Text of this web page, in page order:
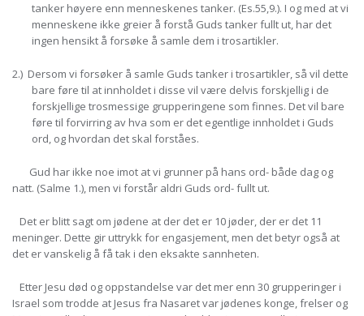
tanker høyere enn menneskenes tanker. (Es.55,9.). I og med at vi
menneskene ikke greier å forstå Guds tanker fullt ut, har det
ingen hensikt å forsøke å samle dem i trosartikler.
2.) Dersom vi forsøker å samle Guds tanker i trosartikler, så vil dette
bare føre til at innholdet i disse vil være delvis forskjellig i de
forskjellige trosmessige grupperingene som finnes. Det vil bare
føre til forvirring av hva som er det egentlige innholdet i Guds
ord, og hvordan det skal forståes.
Gud har ikke noe imot at vi grunner på hans ord- både dag og
natt. (Salme 1.), men vi forstår aldri Guds ord- fullt ut.
Det er blitt sagt om jødene at der det er 10 jøder, der er det 11
meninger. Dette gir uttrykk for engasjement, men det betyr også at
det er vanskelig å få tak i den eksakte sannheten.
Etter Jesu død og oppstandelse var det mer enn 30 grupperinger i
Israel som trodde at Jesus fra Nasaret var jødenes konge, frelser og